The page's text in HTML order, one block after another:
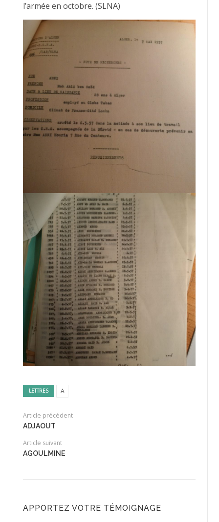
l’armée en octobre. (SLNA)
LETTRES A
Article précédent
ADJAOUT
Article suivant
AGOULMINE
APPORTEZ VOTRE TÉMOIGNAGE